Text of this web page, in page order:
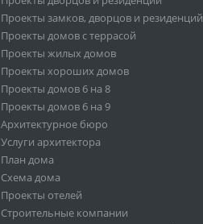
Проекты замков, дворцов и резиденций
Проекты домов с террасой
Проекты жилых домов
Проекты хороших домов
Проекты домов 6 на 8
Проекты домов 6 на 9
Архитектурное бюро
Услуги архитектора
План дома
Схема дома
Проекты отелей
Строительные компании